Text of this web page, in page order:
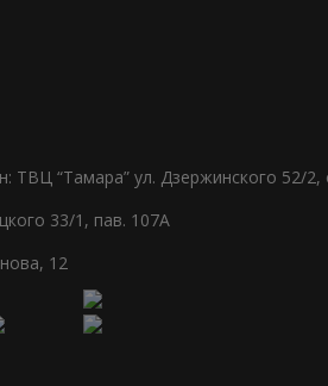
ТВЦ “Тамара” ул. Дзержинского 52/2,
33/1, пав. 107А
12